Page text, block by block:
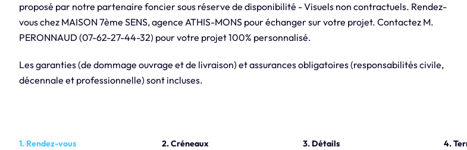
proposé par notre partenaire foncier sous réserve de disponibilité - Visuels non contractuels. Rendez-
vous chez MAISON 7ème SENS, agence ATHIS-MONS pour échanger sur votre projet. Contactez M.
PERONNAUD (07-62-27-44-32) pour votre projet 100% personnalisé.
Les garanties (de dommage ouvrage et de livraison) et assurances obligatoires (responsabilités civile,
décennale et professionnelle) sont incluses.
1. Rendez-vous 2. Créneaux 3. Détails 4.